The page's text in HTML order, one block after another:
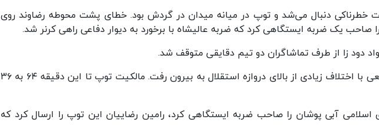
موقعیت خطرناکی دنبال می‌شد و توپ در میانه میدان در گردش بود. خطای پشت محوطه رضاوند روی
صاحب یک ضربه ایستگاهی کرد که ضربه عالیشاه با برخورد به دیوار دفاعی راهی کرنر شد.
دود زا از طرف تماشاگران دو تیم دقایقی متوقف شد.
دقیقه ۷۸: شوت سروش رفیعی با اختلاف زیادی از بالای دروازه استقلال به بیرون رفت. مالکیت توپ تا این دقیقه ۶۴ به ۳۶
روی اسلامی آبی پوشان را صاحب ضربه ایستگاهی کرد، رامین رضاییان این توپ را ارسال کرد که